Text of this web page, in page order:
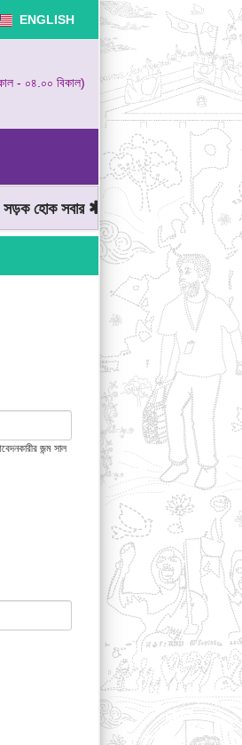
ENGLISH
- ০৪.০০ বিকাল)
হোক সবার মোটরযান চালানোর সময়
জন্ম সাল